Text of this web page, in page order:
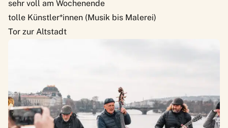
sehr voll am Wochenende
tolle Künstler*innen (Musik bis Malerei)
Tor zur Altstadt